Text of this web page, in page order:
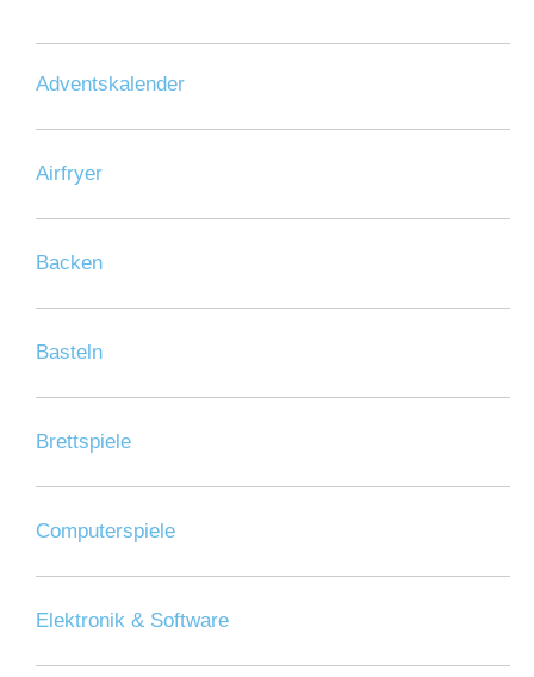
Adventskalender
Airfryer
Backen
Basteln
Brettspiele
Computerspiele
Elektronik & Software